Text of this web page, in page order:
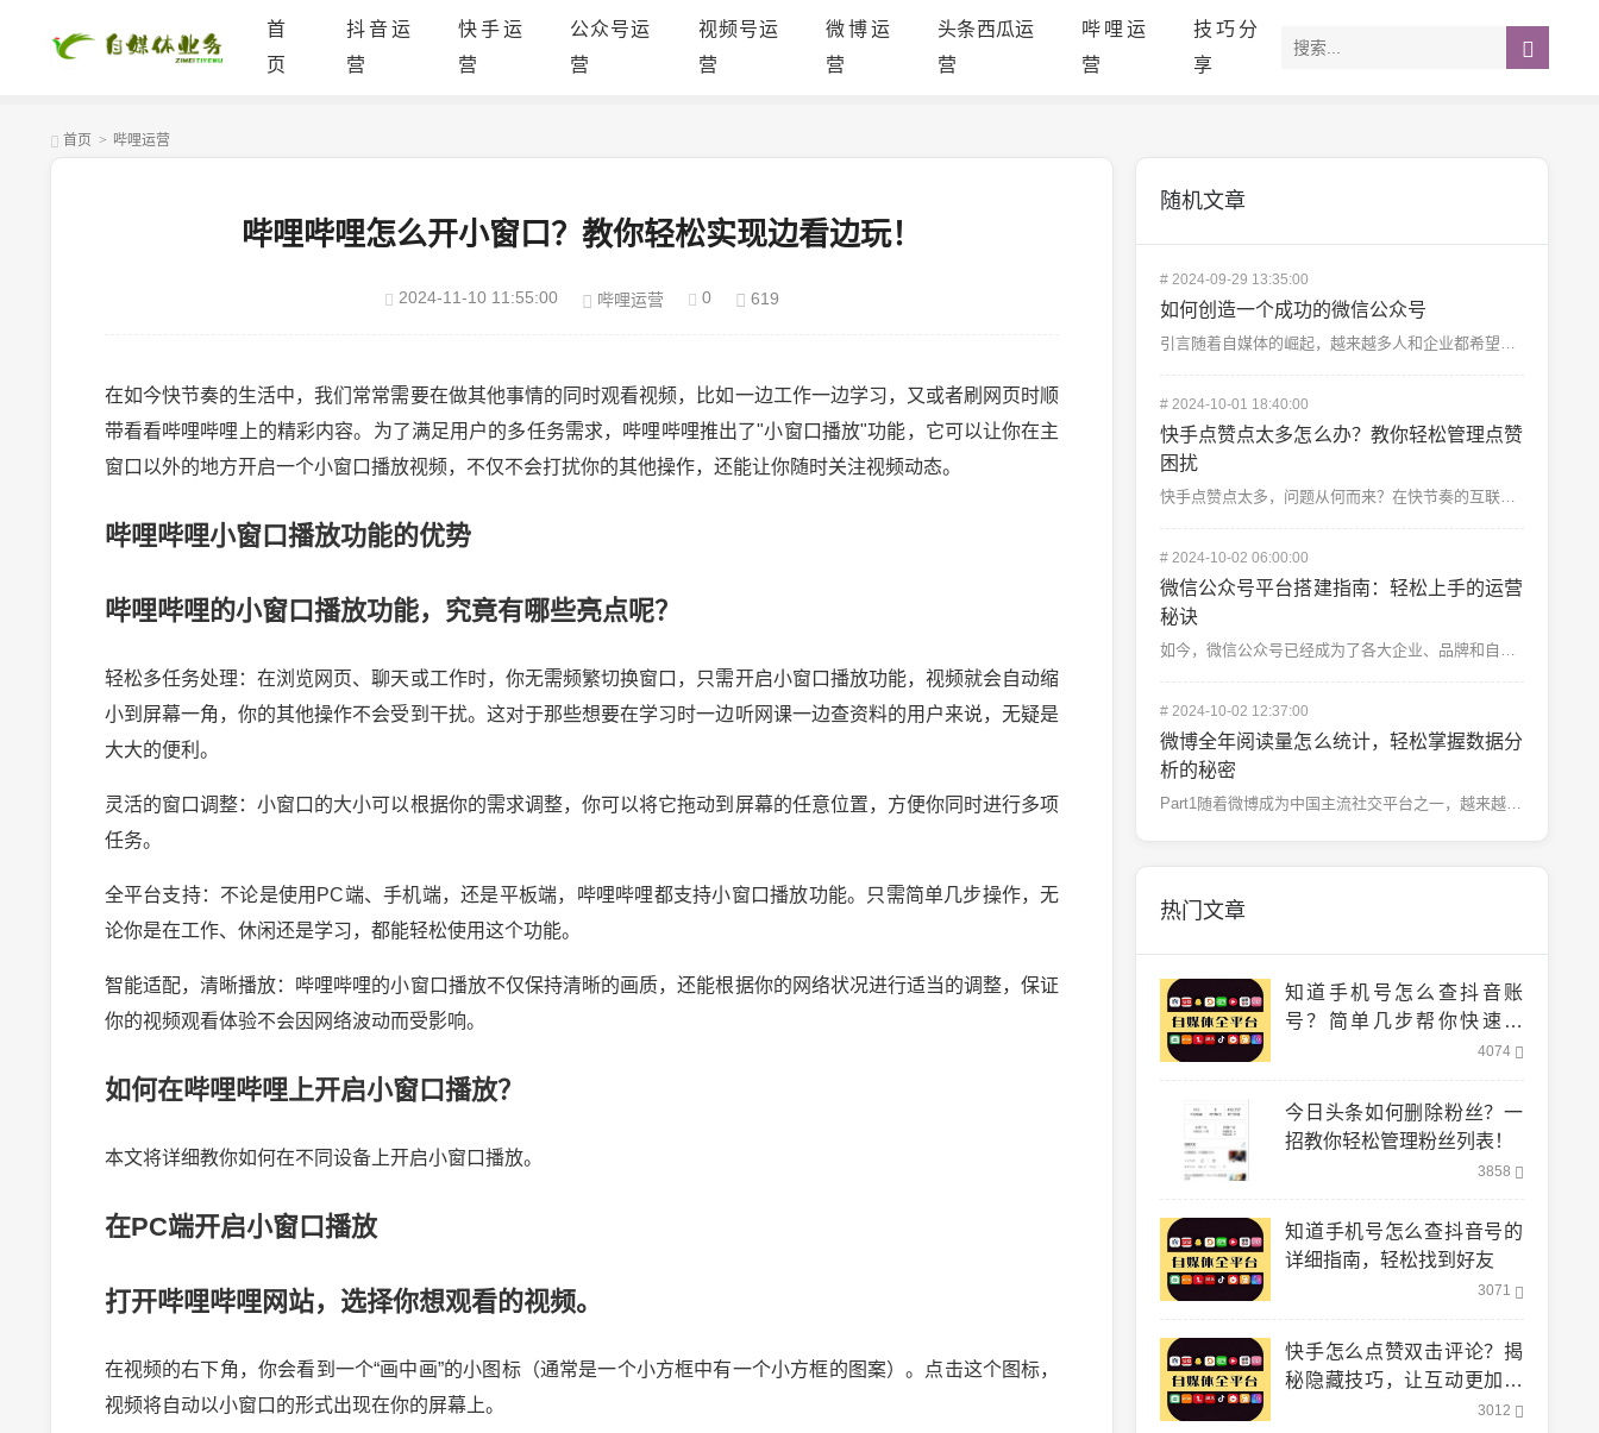
首
页
抖音运
营
快手运
营
公众号运
营
视频号运
营
微博运
营
头条西瓜运
营
哔哩运
营
技巧分
享
首页 > 哔哩运营
哔哩哔哩怎么开小窗口？教你轻松实现边看边玩！
2024-11-10 11:55:00 哔哩运营 0 619
在如今快节奏的生活中，我们常常需要在做其他事情的同时观看视频，比如一边工作一边学习，又或者刷网页时顺
带看看哔哩哔哩上的精彩内容。为了满足用户的多任务需求，哔哩哔哩推出了"小窗口播放"功能，它可以让你在主
窗口以外的地方开启一个小窗口播放视频，不仅不会打扰你的其他操作，还能让你随时关注视频动态。
哔哩哔哩小窗口播放功能的优势
哔哩哔哩的小窗口播放功能，究竟有哪些亮点呢？
轻松多任务处理：在浏览网页、聊天或工作时，你无需频繁切换窗口，只需开启小窗口播放功能，视频就会自动缩
小到屏幕一角，你的其他操作不会受到干扰。这对于那些想要在学习时一边听网课一边查资料的用户来说，无疑是
大大的便利。
灵活的窗口调整：小窗口的大小可以根据你的需求调整，你可以将它拖动到屏幕的任意位置，方便你同时进行多项
任务。
全平台支持：不论是使用PC端、手机端，还是平板端，哔哩哔哩都支持小窗口播放功能。只需简单几步操作，无
论你是在工作、休闲还是学习，都能轻松使用这个功能。
智能适配，清晰播放：哔哩哔哩的小窗口播放不仅保持清晰的画质，还能根据你的网络状况进行适当的调整，保证
你的视频观看体验不会因网络波动而受影响。
如何在哔哩哔哩上开启小窗口播放？
本文将详细教你如何在不同设备上开启小窗口播放。
在PC端开启小窗口播放
打开哔哩哔哩网站，选择你想观看的视频。
在视频的右下角，你会看到一个“画中画”的小图标（通常是一个小方框中有一个小方框的图案）。点击这个图标，
视频将自动以小窗口的形式出现在你的屏幕上。
随机文章
#2024-09-29 13:35:00
如何创造一个成功的微信公众号
引言随着自媒体的崛起，越来越多人和企业都希望通过微信公众号来展示自己的品牌、产品或个人才华。如何创造...
#2024-10-01 18:40:00
快手点赞点太多怎么办？教你轻松管理点赞
困扰
快手点赞点太多，问题从何而来？在快节奏的互联网时代，快手这样的短视频平台以其轻松有趣的内容俘获了无数...
#2024-10-02 06:00:00
微信公众号平台搭建指南：轻松上手的运营
秘诀
如今，微信公众号已经成为了各大企业、品牌和自媒体创作者的重要推广渠道。微信拥有庞大的用户群体，微信公...
#2024-10-02 12:37:00
微博全年阅读量怎么统计，轻松掌握数据分
析的秘密
Part1随着微博成为中国主流社交平台之一，越来越多的自媒体和品牌企业依赖微博来推广产品、服务和个人...
热门文章
知道手机号怎么查抖音账
号？简单几步帮你快速找
4074
今日头条如何删除粉丝？一
招教你轻松管理粉丝列表！
3858
知道手机号怎么查抖音号的
详细指南，轻松找到好友
3071
快手怎么点赞双击评论？揭
秘隐藏技巧，让互动更加轻
3012